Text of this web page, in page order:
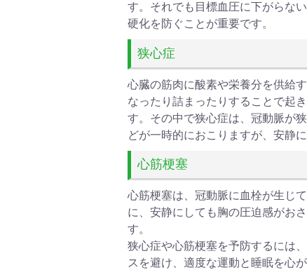
す。それでも目標血圧に下がらな
硬化を防ぐことが重要です。
狭心症
心臓の筋肉に酸素や栄養分を供給
なったり詰まったりすることで起
す。その中で狭心症は、冠動脈が
どが一時的におこりますが、安静
心筋梗塞
心筋梗塞は、冠動脈に血栓が生じ
に、安静にしても胸の圧迫感がお
す。
狭心症や心筋梗塞を予防するには
スを避け、適度な運動と睡眠を心